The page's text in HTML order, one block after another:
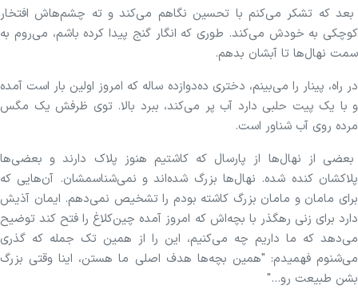
بعد که تشکر می‌کنم با تحسین نگاهم می‌کند و ته چشم‌هاش افتخار
کوچکی به خودش می‌کند. طوری که انگار گنج پیدا کرده باشم، می‌روم به
سمت نهال‌ها تا آبشان بدهم.
در راه، پینار را می‌بینم، دختری ده‌دوازده ساله که امروز اولین بار است آمده
و با یک پیت حلبی دارد آب پر می‌کند، ببرد بالا. توی ظرفش یک مگس
مرده روی آب شناور است.
بعضی از نهال‌ها از پارسال که کاشتیم هنوز پلاک دارند و بعضی‌ها
پلاکشان کنده شده. نهال‌ها بزرگ شده‌اند و نمی‌شناسمشان. آن‌هایی که
برای مامان و مامان بزرگ کاشته بودم را تشخیص نمی‌دهم. ایمان آذیش
دارد برای زنی رهگذر با بچه‌اش که امروز آمده چین‌کلاغ را فتح کند توضیح
می‌دهد که ما داریم چه می‌کنیم، این را از همین تک جمله که گذری
می‌شنوم فهمیدم: "همین بچه‌ها هدف اصلی ما هستن، اینا وقتی بزرگ
بشن طبیعت رو..."